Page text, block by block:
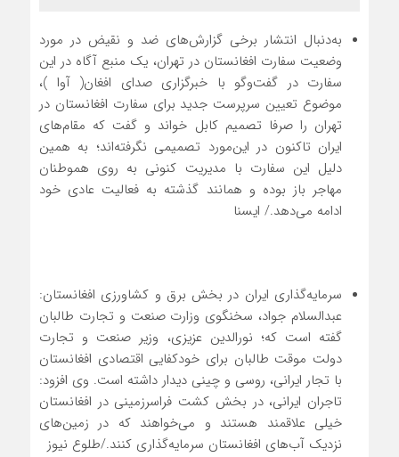
به‌دنبال انتشار برخی گزارش‌های ضد و نقیض در مورد
وضعیت سفارت افغانستان در تهران، یک منبع آگاه در این
سفارت در گفت‌وگو با خبرگزاری صدای افغان( آوا )،
موضوع تعیین سرپرست جدید برای سفارت افغانستان در
تهران را صرفا تصمیم کابل خواند و گفت که مقام‌های
ایران تاکنون در این‌مورد تصمیمی نگرفته‌اند؛ به همین
دلیل این سفارت با مدیریت کنونی به روی هموطنان
مهاجر باز بوده و همانند گذشته به فعالیت عادی خود
ادامه می‌دهد./ ایسنا
سرمایه‌گذاری ایران در بخش برق و کشاورزی افغانستان:
عبدالسلام جواد، سخنگوی وزارت صنعت و تجارت طالبان
گفته است که؛ نورالدین عزیزی، وزیر صنعت و تجارت
دولت موقت طالبان برای خودکفایی اقتصادی افغانستان
با تجار ایرانی، روسی و چینی دیدار داشته است. وی افزود:
تاجران ایرانی، در بخش کشت فراسرزمینی در افغانستان
خیلی علاقمند هستند و می‌خواهند که در زمین‌های
نزدیک آب‌های افغانستان سرمایه‌گذاری کنند./طلوع نیوز